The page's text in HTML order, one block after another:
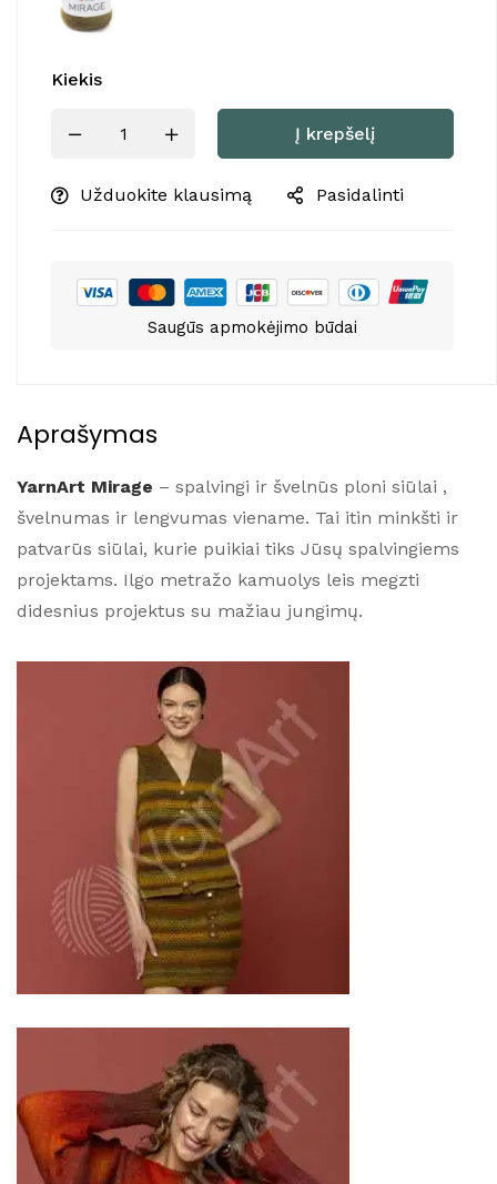
Kiekis
Į krepšelį
Užduokite klausimą Pasidalinti
Saugūs apmokėjimo būdai
Aprašymas
YarnArt Mirage – spalvingi ir švelnūs ploni siūlai ,
švelnumas ir lengvumas viename. Tai itin minkšti ir
patvarūs siūlai, kurie puikiai tiks Jūsų spalvingiems
projektams. Ilgo metražo kamuolys leis megzti
didesnius projektus su mažiau jungimų.